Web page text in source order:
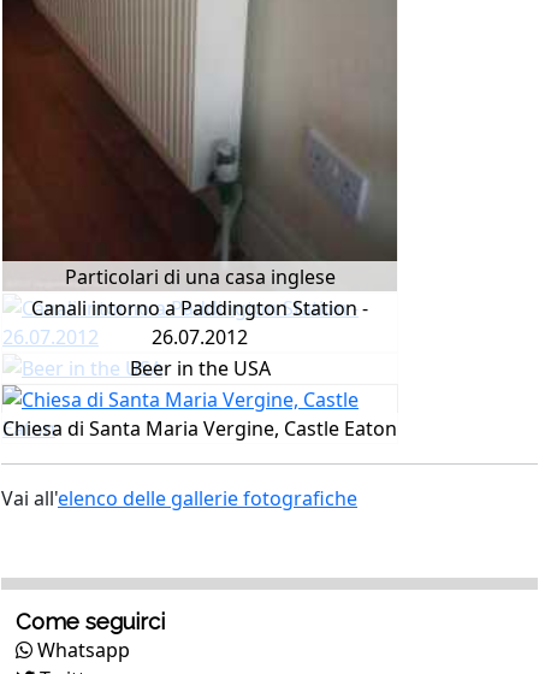
Particolari di una casa inglese
Canali intorno a Paddington Station -
26.07.2012
Beer in the USA
Chiesa di Santa Maria Vergine, Castle Eaton
Vai all'elenco delle gallerie fotografiche
Come seguirci
Whatsapp